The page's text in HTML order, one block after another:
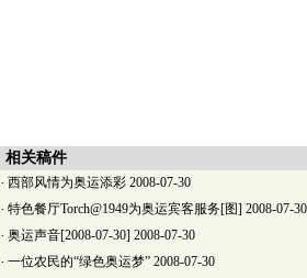
相关稿件
· 西部风情为奥运添彩 2008-07-30
· 特色餐厅Torch@1949为奥运宾客服务[图] 2008-07-30
· 奥运声音[2008-07-30] 2008-07-30
· 一位农民的“绿色奥运梦” 2008-07-30